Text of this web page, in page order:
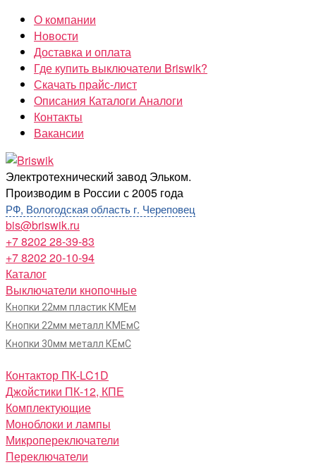
Перейти
содержимому
О компании
Новости
Доставка и оплата
Где купить выключатели Briswik?
Скачать прайс-лист
Описания Каталоги Аналоги
Контакты
Вакансии
Briswik
Электротехнический завод Эльком.
Производим в России с 2005 года
РФ, Вологодская область г. Череповец
bis@briswik.ru
+7 8202 28-39-83
+7 8202 20-10-94
Каталог
Выключатели кнопочные
Кнопки 22мм пластик КМЕм
Кнопки 22мм металл КМЕмС
Кнопки 30мм металл КЕмС
Контактор ПК-LC1D
Джойстики ПК-12, КПЕ
Комплектующие
Моноблоки и лампы
Микропереключатели
Переключатели